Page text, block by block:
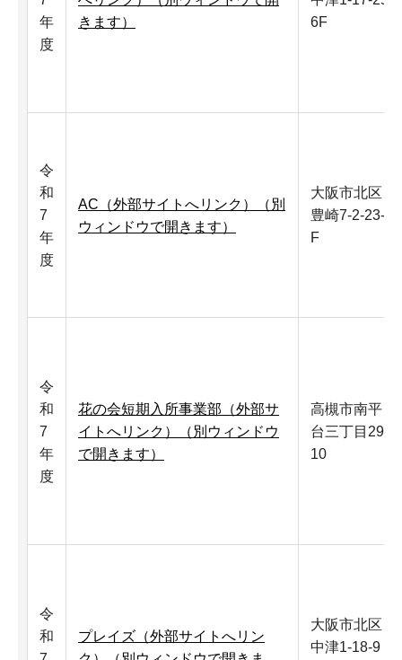
年
度
きます）
6F
令
和
7
年
度
AC（外部サイトへリンク）（別
ウィンドウで開きます）
大阪市北区
豊崎7-2-23-5
F
令
和
7
年
度
花の会短期入所事業部（外部サ
イトへリンク）（別ウィンドウ
で開きます）
高槻市南平
台三丁目29-
10
令
和
プレイズ（外部サイトへリン
大阪市北区
中津1-18-9